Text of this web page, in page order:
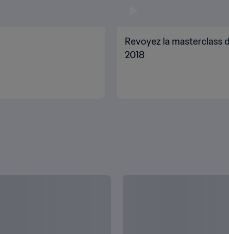
Revoyez la masterclass
2018